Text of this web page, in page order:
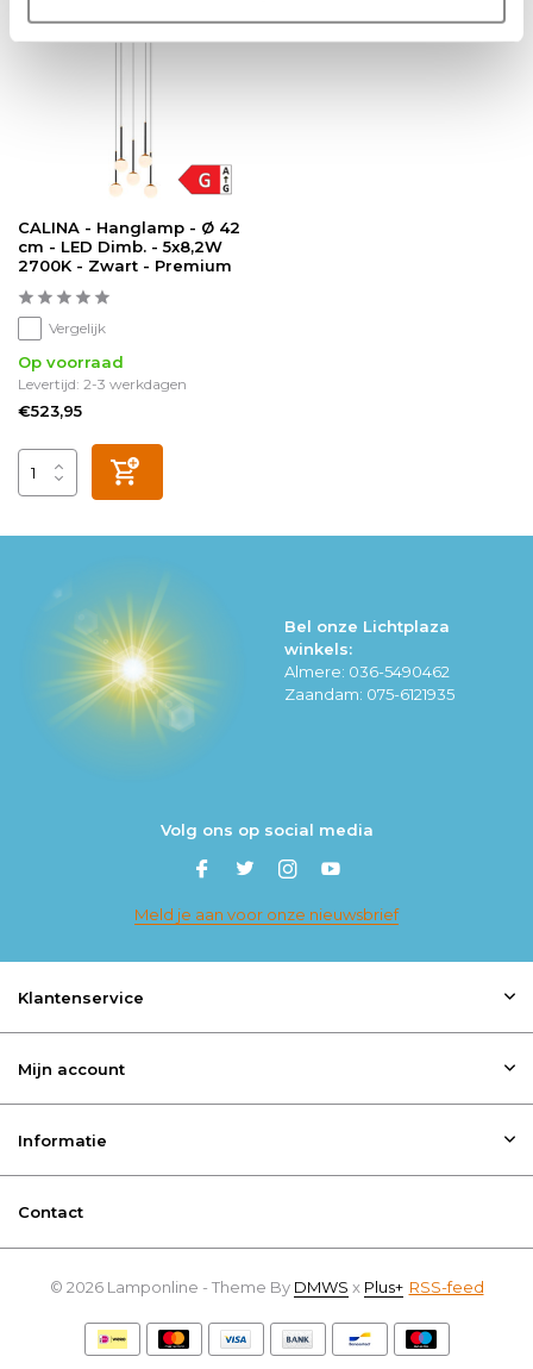
CALINA - Hanglamp - Ø 42
cm - LED Dimb. - 5x8,2W
2700K - Zwart - Premium
Vergelijk
Op voorraad
Levertijd: 2-3 werkdagen
€523,95
Bel onze Lichtplaza
winkels:
Almere: 036-5490462
Zaandam: 075-6121935
Volg ons op social media
Meld je aan voor onze nieuwsbrief
Klantenservice
Mijn account
Informatie
Contact
© 2026 Lamponline - Theme By DMWS x Plus+ RSS-feed